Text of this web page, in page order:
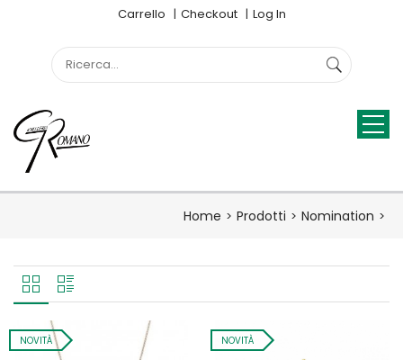
Carrello Checkout Log In
Home Prodotti Nomination
NOVITÀ NOVITÀ